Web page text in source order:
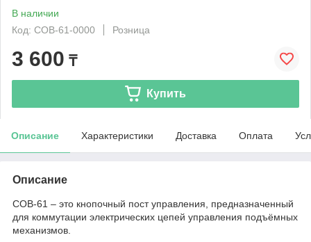
В наличии
Код: COB-61-0000
Розница
3 600 ₸
Купить
Описание Характеристики Доставка Оплата
Описание
COB-61 – это кнопочный пост управления, предназначенный
для коммутации электрических цепей управления подъёмных
механизмов.